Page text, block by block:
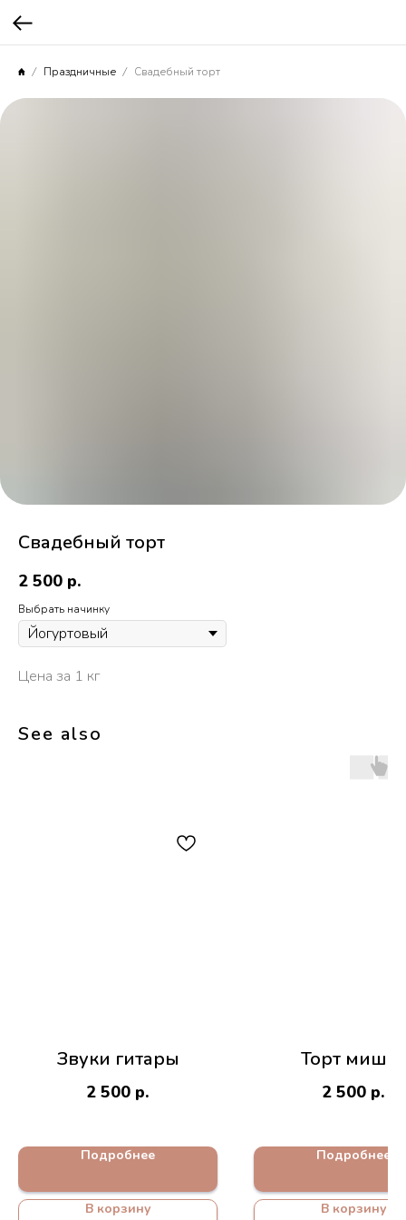
Праздничные Свадебный торт
Свадебный торт
2 500 р.
Выбрать начинку
Цена за 1 кг
See also
Звуки гитары
2 500 р.
Подробнее
В корзину
Торт мишка
2 500 р.
Подробнее
В корзину